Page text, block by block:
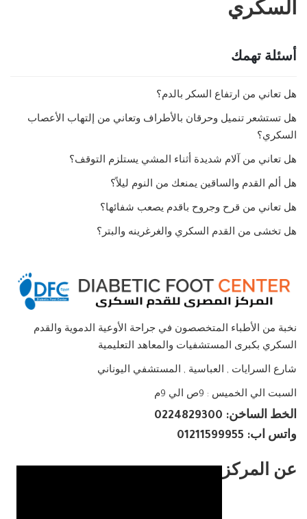
السكري
أسئلة تهمك
هل تعاني من ارتفاع السكر بالدم؟
هل تستشعر تنميل وحرقان بالأطراف وتعاني من إلتهاب الأعصاب
السكري؟
هل تعاني من آلام شديدة أثناء المشي يستلزم التوقف؟
هل ألم القدم والساقين يمنعك من النوم ليلاً؟
هل تعاني من قرح وجروح باقدم يصعب شفائها؟
هل تخشى من القدم السكري والغرغرينه والبتر؟
نخبة من الأطباء المتخصصون في جراحة الأوعية الدموية والقدم
السكري بكبرى المستشفيات والمعاهد التعليمية
شارع السرايات , العباسية , المستشفي اليوناني
السبت الي الخميس : 9ص الي 9م
الخط الساخن: 0224829300
واتس اب: 01211599955
عن المركز